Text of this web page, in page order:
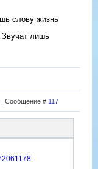
слову жизнь
Звучат лишь
| Сообщение # 117